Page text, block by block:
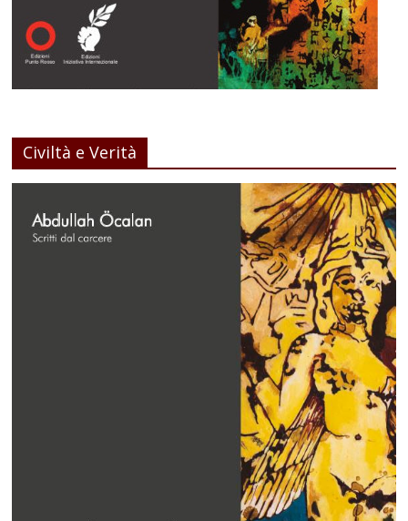
Civiltà e Verità